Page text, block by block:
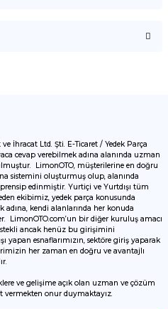
ederiz.
görüntülenemiyor.
bulunuyor.
pahalı.
olmalı.
İhracat Ltd. Şti. E-Ticaret / Yedek Parça
cevap verebilmek adına alanında uzman
LimonOTO, müşterilerine en doğru
sistemini oluşturmuş olup, alanında
edinmiştir. Yurtiçi ve Yurtdışı tüm
ekibimiz, yedek parça konusunda
kendi alanlarında her konuda
LimonOTO.com’un bir diğer kuruluş amacı
ancak henüz bu girişimini
yapan esnaflarımızın, sektöre giriş yaparak
her zaman en doğru ve avantajlı
ve gelişime açık olan uzman ve çözüm
vermekten onur duymaktayız.